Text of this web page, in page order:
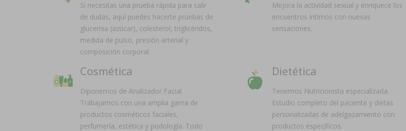
Si necesitas una prueba rápida para salir
de dudas, aquí puedes hacerte pruebas de
glucemia (azúcar), colesterol, triglicéridos,
medida de pulso, presión arterial y
composición corporal.
Mejora la actividad sexual y enriquece los
encuentros íntimos con nuevas
sensaciones.
Cosmética
Diponemos de Analizador Facial.
Trabajamos con una amplia gama de
productos cosméticos faciales,
perfumería, estética y podología. Todo
Dietética
Tenemos Nutricionista especializada.
Estudio completo del paciente y dietas
personalizadas de adelgazamiento con
productos específicos.